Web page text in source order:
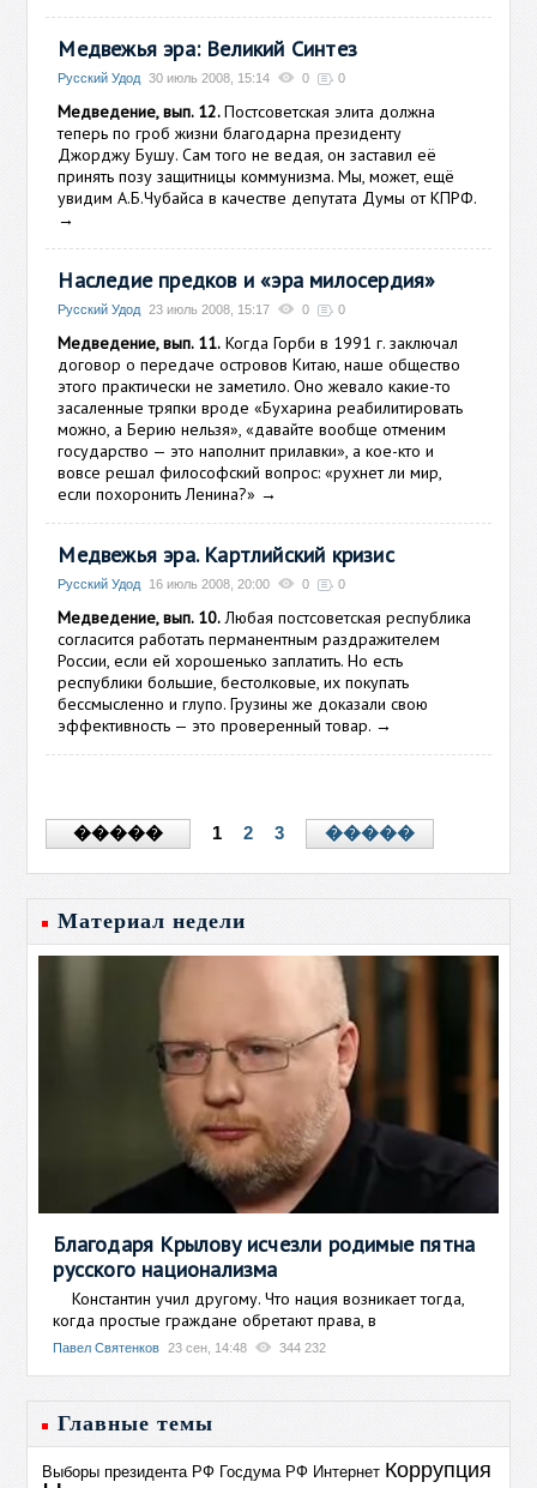
Медвежья эра: Великий Синтез
Русский Удод 30 июль 2008, 15:14 0 0
Медведение, вып. 12.Постсоветская элита должна
теперь по гроб жизни благодарна президенту
Джорджу Бушу. Сам того не ведая, он заставил её
принять позу защитницы коммунизма. Мы, может, ещё
увидим А.Б.Чубайса в качестве депутата Думы от КПРФ.
→
Наследие предков и «эра милосердия»
Русский Удод 23 июль 2008, 15:17 0 0
Медведение, вып. 11. Когда Горби в 1991 г. заключал
договор о передаче островов Китаю, наше общество
этого практически не заметило. Оно жевало какие-то
засаленные тряпки вроде «Бухарина реабилитировать
можно, а Берию нельзя», «давайте вообще отменим
государство — это наполнит прилавки», а кое-кто и
вовсе решал философский вопрос: «рухнет ли мир,
если похоронить Ленина?» →
Медвежья эра. Картлийский кризис
Русский Удод 16 июль 2008, 20:00 0 0
Медведение, вып. 10.Любая постсоветская республика
согласится работать перманентным раздражителем
России, если ей хорошенько заплатить. Но есть
республики большие, бестолковые, их покупать
бессмысленно и глупо. Грузины же доказали свою
эффективность — это проверенный товар. →
����� 1 2 3 �����
Материал недели
Благодаря Крылову исчезли родимые пятна
русского национализма
Константин учил другому. Что нация возникает тогда,
когда простые граждане обретают права, в
Павел Святенков 23 сен, 14:48 344 232
Главные темы
Выборы президента РФ Госдума РФ Интернет Коррупция